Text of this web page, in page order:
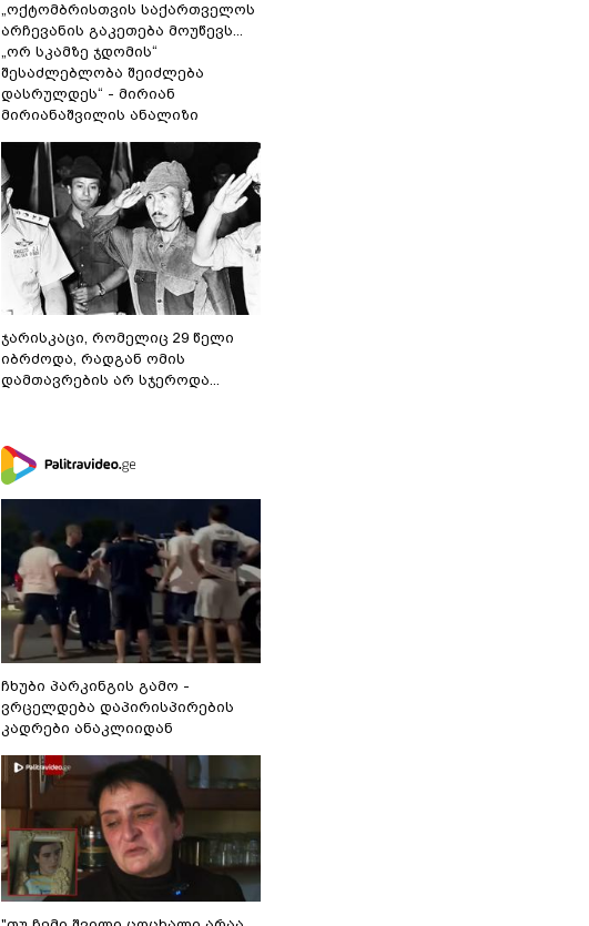
„ოქტომბრისთვის საქართველოს
არჩევანის გაკეთება მოუწევს...
„ორ სკამზე ჯდომის“
შესაძლებლობა შეიძლება
დასრულდეს“ - მირიან
მირიანაშვილის ანალიზი
ჯარისკაცი, რომელიც 29 წელი
იბრძოდა, რადგან ომის
დამთავრების არ სჯეროდა...
ჩხუბი პარკინგის გამო -
ვრცელდება დაპირისპირების
კადრები ანაკლიიდან